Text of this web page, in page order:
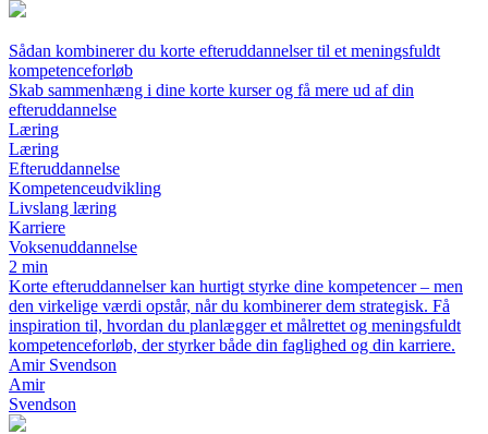
Sådan kombinerer du korte efteruddannelser til et meningsfuldt
kompetenceforløb
Skab sammenhæng i dine korte kurser og få mere ud af din
efteruddannelse
Læring
Læring
Efteruddannelse
Kompetenceudvikling
Livslang læring
Karriere
Voksenuddannelse
2 min
Korte efteruddannelser kan hurtigt styrke dine kompetencer – men
den virkelige værdi opstår, når du kombinerer dem strategisk. Få
inspiration til, hvordan du planlægger et målrettet og meningsfuldt
kompetenceforløb, der styrker både din faglighed og din karriere.
Amir Svendson
Amir
Svendson